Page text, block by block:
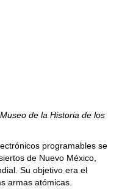
de la Historia de los
programables se
de Nuevo México,
Su objetivo era el
armas atómicas.